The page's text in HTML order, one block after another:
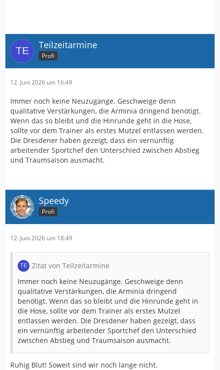
Teilzeitarmine
Profi
12. Juni 2026 um 16:49
Immer noch keine Neuzugänge. Geschweige denn
qualitative Verstärkungen, die Arminia dringend benötigt.
Wenn das so bleibt und die Hinrunde geht in die Hose,
sollte vor dem Trainer als erstes Mutzel entlassen werden.
Die Dresdener haben gezeigt, dass ein vernünftig
arbeitender Sportchef den Unterschied zwischen Abstieg
und Traumsaison ausmacht.
Speedy
Profi
12. Juni 2026 um 18:49
Zitat von Teilzeitarmine
Immer noch keine Neuzugänge. Geschweige denn
qualitative Verstärkungen, die Arminia dringend
benötigt. Wenn das so bleibt und die Hinrunde geht in
die Hose, sollte vor dem Trainer als erstes Mutzel
entlassen werden. Die Dresdener haben gezeigt, dass
ein vernünftig arbeitender Sportchef den Unterschied
zwischen Abstieg und Traumsaison ausmacht.
Ruhig Blut! Soweit sind wir noch lange nicht.